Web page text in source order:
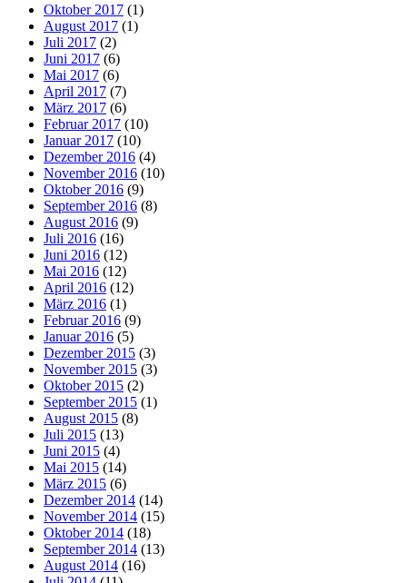
Oktober 2017 (1)
August 2017 (1)
Juli 2017 (2)
Juni 2017 (6)
Mai 2017 (6)
April 2017 (7)
März 2017 (6)
Februar 2017 (10)
Januar 2017 (10)
Dezember 2016 (4)
November 2016 (10)
Oktober 2016 (9)
September 2016 (8)
August 2016 (9)
Juli 2016 (16)
Juni 2016 (12)
Mai 2016 (12)
April 2016 (12)
März 2016 (1)
Februar 2016 (9)
Januar 2016 (5)
Dezember 2015 (3)
November 2015 (3)
Oktober 2015 (2)
September 2015 (1)
August 2015 (8)
Juli 2015 (13)
Juni 2015 (4)
Mai 2015 (14)
März 2015 (6)
Dezember 2014 (14)
November 2014 (15)
Oktober 2014 (18)
September 2014 (13)
August 2014 (16)